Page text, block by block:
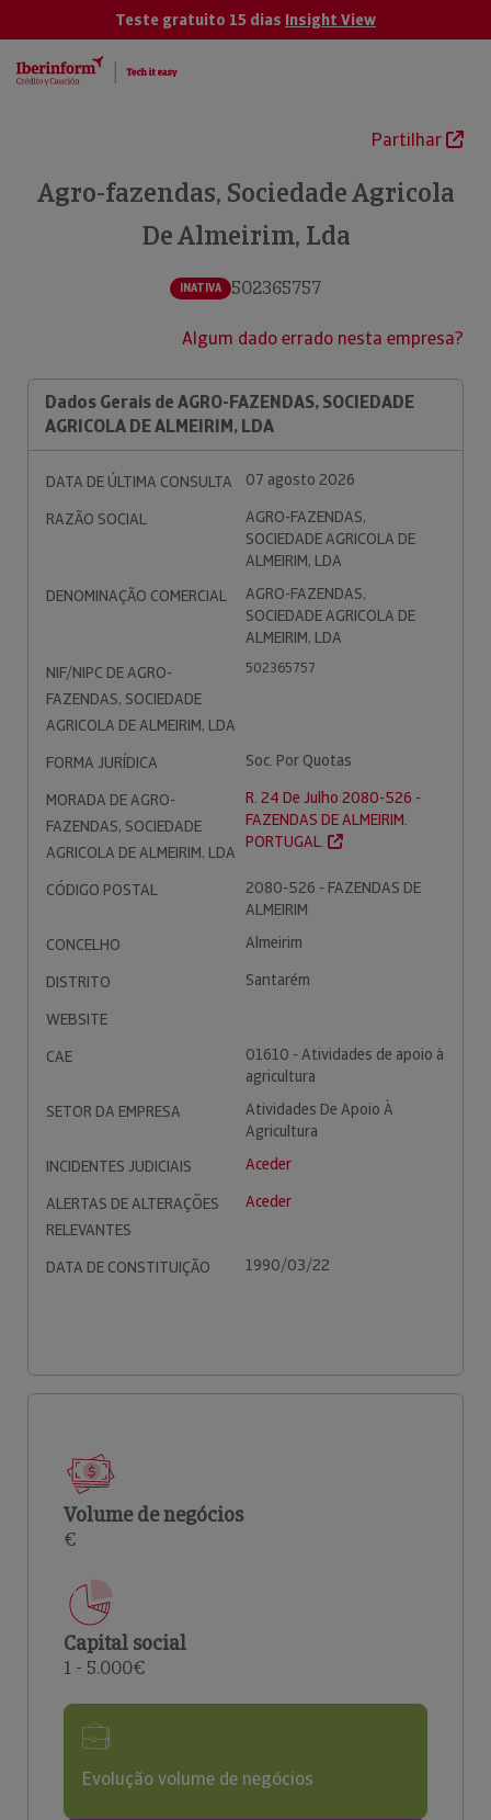
Teste gratuito 15 dias Insight View
Partilhar
Agro-fazendas, Sociedade Agricola
De Almeirim, Lda
INATIVA 502365757
Algum dado errado nesta empresa?
Dados Gerais de AGRO-FAZENDAS, SOCIEDADE
AGRICOLA DE ALMEIRIM, LDA
DATA DE ÚLTIMA CONSULTA
07 agosto 2026
RAZÃO SOCIAL
AGRO-FAZENDAS,
SOCIEDADE AGRICOLA DE
ALMEIRIM, LDA
DENOMINAÇÃO COMERCIAL
AGRO-FAZENDAS,
SOCIEDADE AGRICOLA DE
ALMEIRIM, LDA
NIF/NIPC DE AGRO-
FAZENDAS, SOCIEDADE
AGRICOLA DE ALMEIRIM, LDA
502365757
FORMA JURÍDICA
Soc. Por Quotas
MORADA DE AGRO-
FAZENDAS, SOCIEDADE
AGRICOLA DE ALMEIRIM, LDA
R. 24 De Julho 2080-526 -
FAZENDAS DE ALMEIRIM.
PORTUGAL.
CÓDIGO POSTAL
2080-526 - FAZENDAS DE
ALMEIRIM
CONCELHO
Almeirim
DISTRITO
Santarém
WEBSITE
CAE
01610 - Atividades de apoio à
agricultura
SETOR DA EMPRESA
Atividades De Apoio À
Agricultura
INCIDENTES JUDICIAIS
Aceder
ALERTAS DE ALTERAÇÕES
RELEVANTES
Aceder
DATA DE CONSTITUIÇÃO 1990/03/22
Volume de negócios
€
Capital social
1 - 5.000€
Evolução volume de negócios